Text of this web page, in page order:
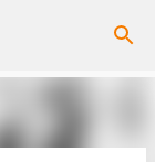
移動